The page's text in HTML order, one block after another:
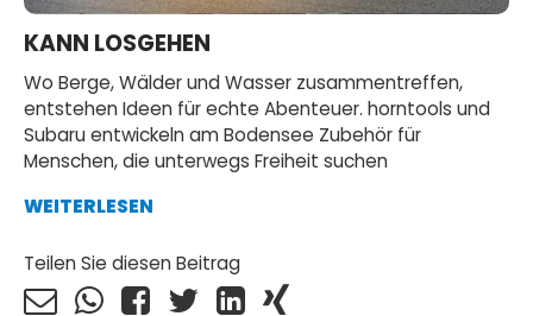
KANN LOSGEHEN
Wo Berge, Wälder und Wasser zusammentreffen,
entstehen Ideen für echte Abenteuer. horntools und
Subaru entwickeln am Bodensee Zubehör für
Menschen, die unterwegs Freiheit suchen
WEITERLESEN
Teilen Sie diesen Beitrag